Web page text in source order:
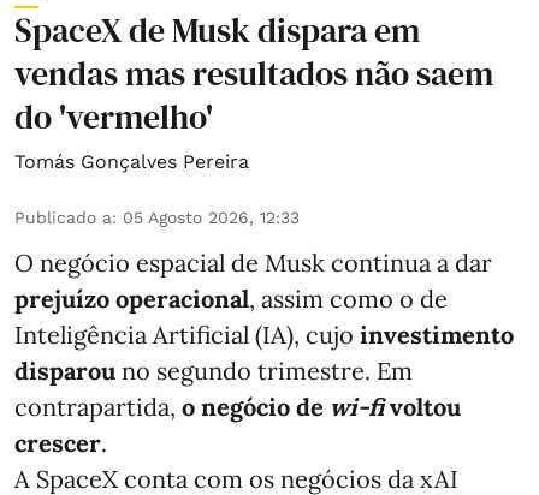
SpaceX de Musk dispara em
vendas mas resultados não saem
do 'vermelho'
Tomás Gonçalves Pereira
Publicado a: 05 Agosto 2026, 12:33
O negócio espacial de Musk continua a dar
prejuízo operacional, assim como o de
Inteligência Artificial (IA), cujo investimento
disparou no segundo trimestre. Em
contrapartida, o negócio de wi-fivoltou
crescer.
A SpaceX conta com os negócios da xAI